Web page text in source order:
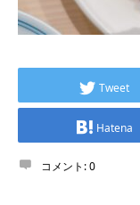
Tweet
Hatena
コメント:0